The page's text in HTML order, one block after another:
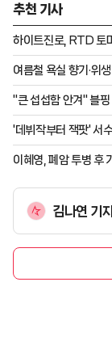
추천 기사
하이트진로, RTD 토
여름철 욕실 향기·위
"큰 섭섭함 안겨" 블
'데뷔작부터 잭팟' 서
터뷰]
이혜영, 폐암 투병 후
김나연 기